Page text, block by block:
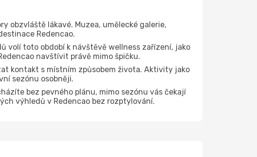
obzvláště lákavé. Muzea, umělecké galerie,
Redencao.
volí toto období k návštěvě wellness zařízení, jako
navštívit právě mimo špičku.
kontakt s místním způsobem života. Aktivity jako
sezónu osobněji.
bez pevného plánu, mimo sezónu vás čekají
výhledů v Redencao bez rozptylování.